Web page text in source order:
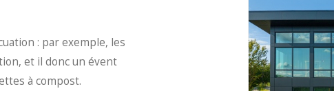
: par exemple, les
et il donc un évent
à compost.